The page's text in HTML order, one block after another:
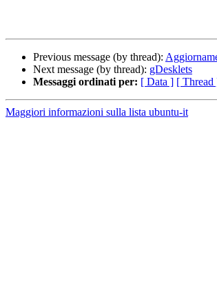
Previous message (by thread):
Next message (by thread): gDesklets
Messaggi ordinati per: [ Data ] [ Thread
Maggiori informazioni sulla lista ubuntu-it